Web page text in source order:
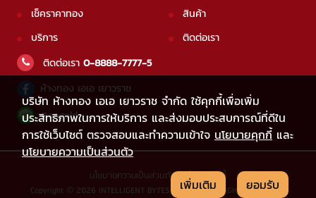
บริษัท ห้างทอง เอเอ เยาวราช จำกัด ใช้คุกกี้เพื่อเพิ่ม
ประสิทธิภาพในการให้บริการ และส่งมอบประสบการณ์ที่ดีใน
การใช้เว็บไซต์ ตรวจสอบและทำความเข้าใจ นโยบายคุกกี้และ
นโยบายความเป็นส่วนตัว
เพิ่มเติม
ยอมรับ
เช็คราคาทอง
บริการ
สินค้า
ติดต่อเรา
ติดต่อเรา 0-8888-7777-5
ห้างทอง เอเอ เยาวราช
@aagold
นโยบายความเป็นส่วนตัว|นโยบายคุกกี้
Copyright © 2026 INTELLIGENT BYTES CO.,LTD. ALL RIGHTS RESERVED.